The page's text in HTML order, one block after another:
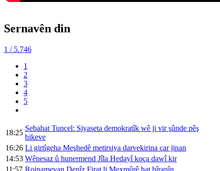
Sernavên din
1 / 5.746
1
2
3
4
5
18:25
Sebahat Tuncel: Siyaseta demokratîk wê ji vir şûnde pêş
bikeve
16:26 Li girtîgeha Meşhedê metirsiya darvekirina çar jinan
14:53 Wênesaz û hunermend Jîla Hedayî koça dawî kir